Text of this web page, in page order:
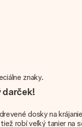
znaky.
darček!
dosky na
robí veľký tanier